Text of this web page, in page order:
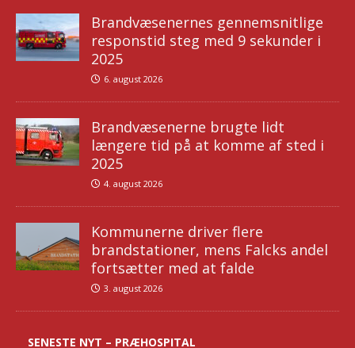
Brandvæsenernes gennemsnitlige
responstid steg med 9 sekunder i
2025
6. august 2026
Brandvæsenerne brugte lidt
længere tid på at komme af sted i
2025
4. august 2026
Kommunerne driver flere
brandstationer, mens Falcks andel
fortsætter med at falde
3. august 2026
SENESTE NYT – PRÆHOSPITAL